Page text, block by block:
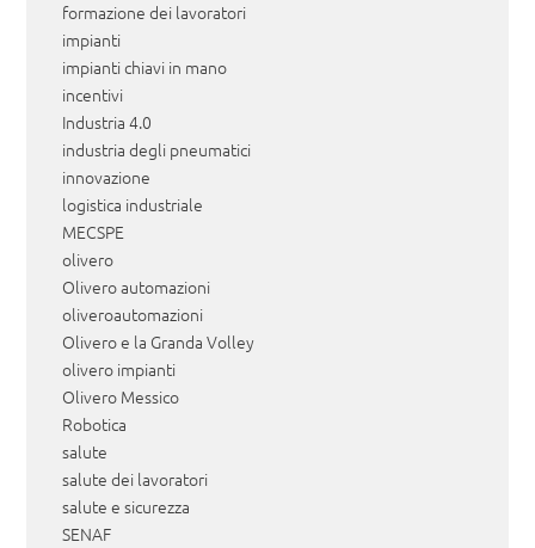
formazione dei lavoratori
impianti
impianti chiavi in mano
incentivi
Industria 4.0
industria degli pneumatici
innovazione
logistica industriale
MECSPE
olivero
Olivero automazioni
oliveroautomazioni
Olivero e la Granda Volley
olivero impianti
Olivero Messico
Robotica
salute
salute dei lavoratori
salute e sicurezza
SENAF